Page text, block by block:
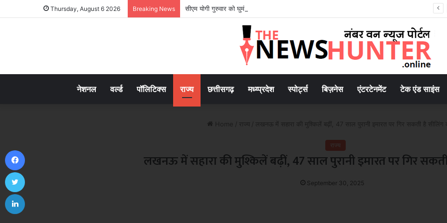
Thursday, August 6 2026 Breaking News सीएम योगी गुरुवार को घुमंतू समाज से करेंगे संवाद, विकास बोर्ड गठन के पर जताया जाएगा आभार
नेशनल वर्ल्ड पॉलिटिक्स राज्य छत्तीसगढ़ मध्य्प्रदेश स्पोर्ट्स बिज़नेस एंटरटेनमेंट टेक एंड साइंस
Home / राज्य / लखनऊ में सहारा की मुश्किलें बढ़ीं, 47 साल पुरानी इमारत पर गिर सकती है सीलिंग
राज्य
लखनऊ में सहारा की मुश्किलें बढ़ीं, 47 साल पुरानी इमारत पर गिर
September 30, 2025